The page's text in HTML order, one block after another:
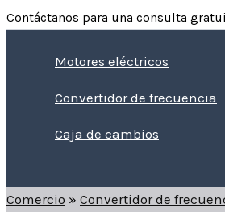
Contáctanos para una consulta
Motores eléctricos
Convertidor de frecuencia
Caja de cambios
Comercio » Convertidor de